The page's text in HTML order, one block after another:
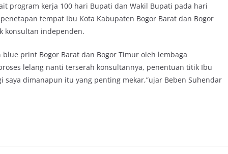
program kerja 100 hari Bupati dan Wakil Bupati pada hari
tempat Ibu Kota Kabupaten Bogor Barat dan Bogor
konsultan independen.
blue print Bogor Barat dan Bogor Timur oleh lembaga
lelang nanti terserah konsultannya, penentuan titik Ibu
saya dimanapun itu yang penting mekar,”ujar Beben Suhendar